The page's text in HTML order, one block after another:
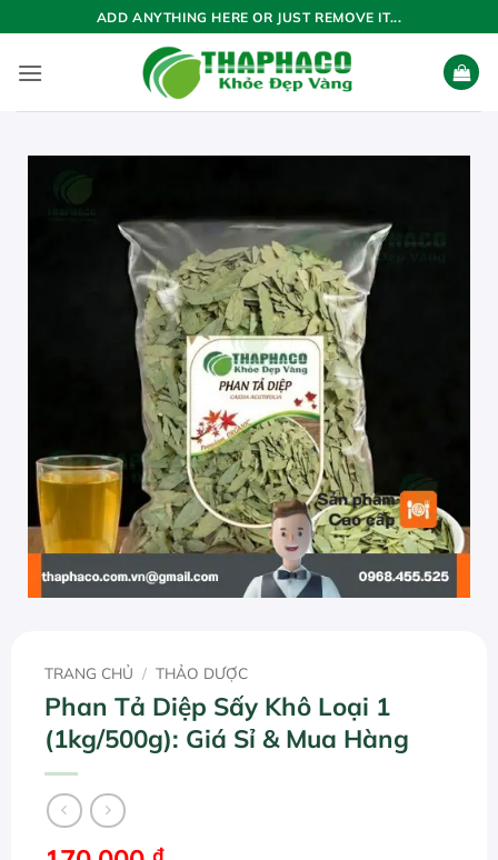
qua
nội
ADD ANYTHING HERE OR JUST REMOVE IT...
TRANG CHỦ / THẢO DƯỢC
Phan Tả Diệp Sấy Khô Loại 1
(1kg/500g): Giá Sỉ & Mua Hàng